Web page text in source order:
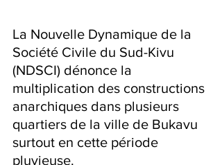
La Nouvelle Dynamique de la
Société Civile du Sud-Kivu
(NDSCI) dénonce la
multiplication des constructions
anarchiques dans plusieurs
quartiers de la ville de Bukavu
surtout en cette période
pluvieuse.